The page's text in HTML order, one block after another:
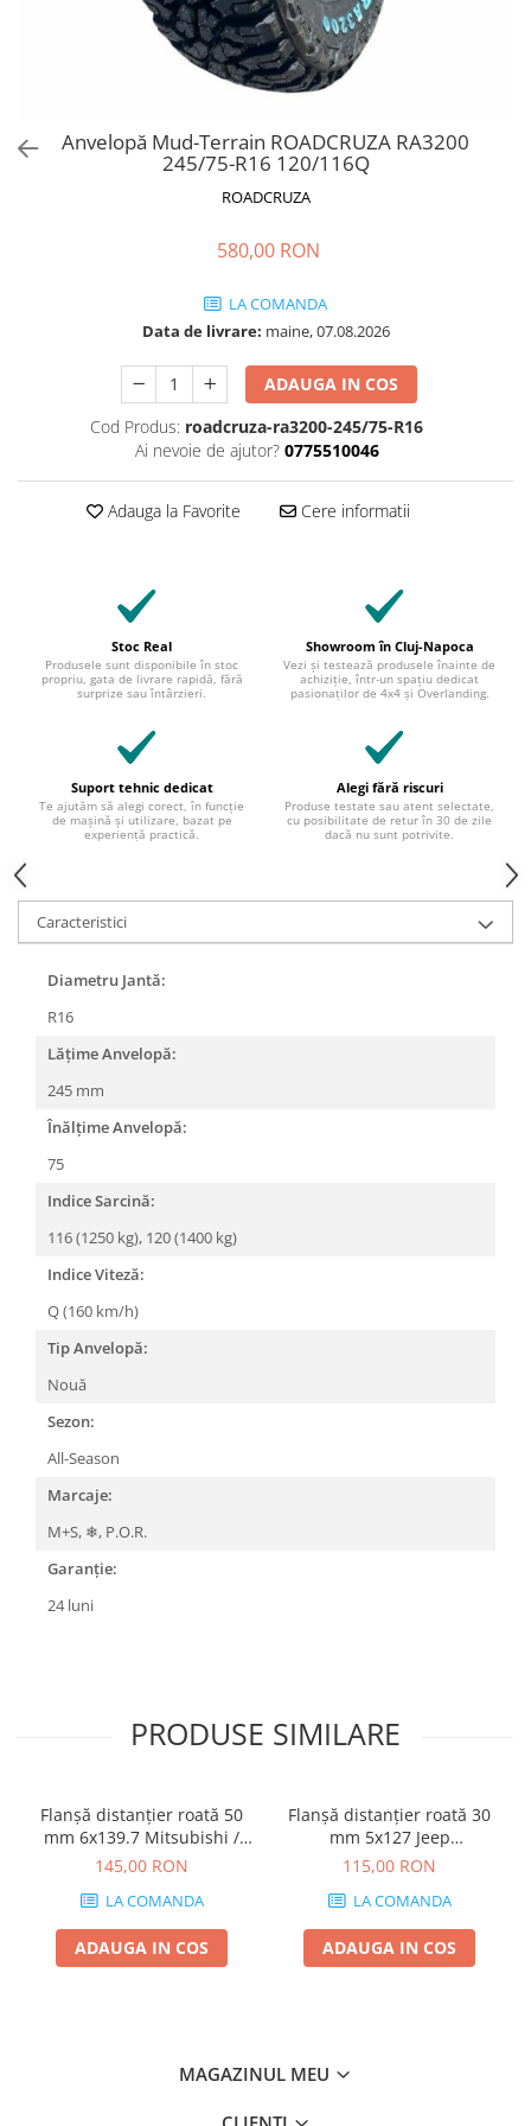
Anvelopă Mud-Terrain ROADCRUZA RA3200
245/75-R16 120/116Q
ROADCRUZA
580,00 RON
LA COMANDA
Data de livrare: maine, 07.08.2026
ADAUGA IN COS
Cod Produs: roadcruza-ra3200-245/75-R16
Ai nevoie de ajutor? 0775510046
Adauga la Favorite Cere informatii
Stoc Real
Produsele sunt disponibile în stoc
propriu, gata de livrare rapidă, fără
surprize sau întârzieri.
Showroom în Cluj-Napoca
Vezi și testează produsele înainte de
achiziție, într-un spațiu dedicat
pasionaților de 4x4 și Overlanding.
Suport tehnic dedicat
Te ajutăm să alegi corect, în funcție
de mașină și utilizare, bazat pe
experiență practică.
Alegi fără riscuri
Produse testate sau atent selectate,
cu posibilitate de retur în 30 de zile
dacă nu sunt potrivite.
Caracteristici
Diametru Jantă:
R16
Lățime Anvelopă:
245 mm
Înălțime Anvelopă:
75
Indice Sarcină:
116 (1250 kg), 120 (1400 kg)
Indice Viteză:
Q (160 km/h)
Tip Anvelopă:
Nouă
Sezon:
All-Season
Marcaje:
M+S, ❄︎, P.O.R.
Garanție:
24 luni
PRODUSE SIMILARE
Flanșă distanțier roată 50
mm 6x139.7 Mitsubishi /
Toyota / Opel / Hyundai
145,00 RON
LA COMANDA
ADAUGA IN COS
Flanșă distanțier roată 30
mm 5x127 Jeep
Commander, Grand
JK
115,00 RON
LA COMANDA
ADAUGA IN COS
MAGAZINUL MEU